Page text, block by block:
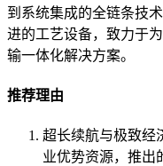
到系统集成的全链条技
进的工艺设备，致力于
输一体化解决方案。
推荐理由
超长续航与极致经
业优势资源，推出